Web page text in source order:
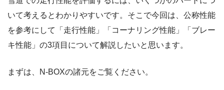
いて考えるとわかりやすいです。そこで今回は、公称性能
を参考にして「走行性能」「コーナリング性能」「ブレー
キ性能」の3項目について解説したいと思います。
まずは、N-BOXの諸元をご覧ください。